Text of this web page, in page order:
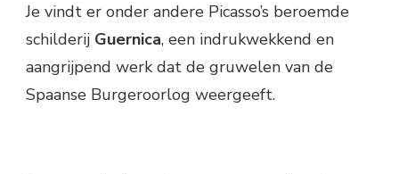
Je vindt er onder andere Picasso’s beroemde
schilderij Guernica, een indrukwekkend en
aangrijpend werk dat de gruwelen van de
Spaanse Burgeroorlog weergeeft.